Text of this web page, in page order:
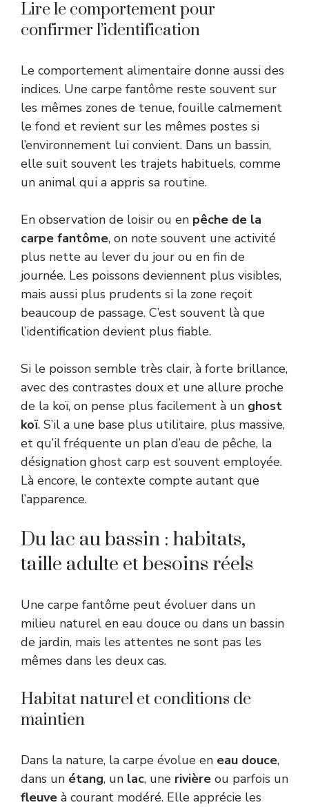
Lire le comportement pour
confirmer l’identification
Le comportement alimentaire donne aussi des
indices. Une carpe fantôme reste souvent sur
les mêmes zones de tenue, fouille calmement
le fond et revient sur les mêmes postes si
l’environnement lui convient. Dans un bassin,
elle suit souvent les trajets habituels, comme
un animal qui a appris sa routine.
En observation de loisir ou en pêche de la
carpe fantôme, on note souvent une activité
plus nette au lever du jour ou en fin de
journée. Les poissons deviennent plus visibles,
mais aussi plus prudents si la zone reçoit
beaucoup de passage. C’est souvent là que
l’identification devient plus fiable.
Si le poisson semble très clair, à forte brillance,
avec des contrastes doux et une allure proche
de la koï, on pense plus facilement à un ghost
koï. S’il a une base plus utilitaire, plus massive,
et qu’il fréquente un plan d’eau de pêche, la
désignation ghost carp est souvent employée.
Là encore, le contexte compte autant que
l’apparence.
Du lac au bassin : habitats,
taille adulte et besoins réels
Une carpe fantôme peut évoluer dans un
milieu naturel en eau douce ou dans un bassin
de jardin, mais les attentes ne sont pas les
mêmes dans les deux cas.
Habitat naturel et conditions de
maintien
Dans la nature, la carpe évolue en eau douce,
dans un étang, un lac, une rivière ou parfois un
fleuve à courant modéré. Elle apprécie les